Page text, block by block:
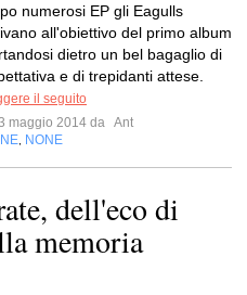
numerosi EP gli Eagulls
all'obiettivo del primo album
dietro un bel bagaglio di
e di trepidanti attese.
il seguito
maggio 2014 da Ant
NONE
dell'eco di
memoria